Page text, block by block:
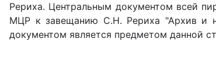
Рериха. Центральным документом всей
МЦР к завещанию С.Н. Рериха "Архив и
документом является предметом данной